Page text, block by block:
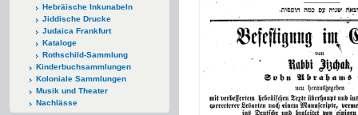
Hebräische Inkunabeln
Jiddische Drucke
Judaica Frankfurt
Kataloge
Rothschild-Sammlung
Kinderbuchsammlungen
Koloniale Sammlungen
Musik und Theater
Nachlässe